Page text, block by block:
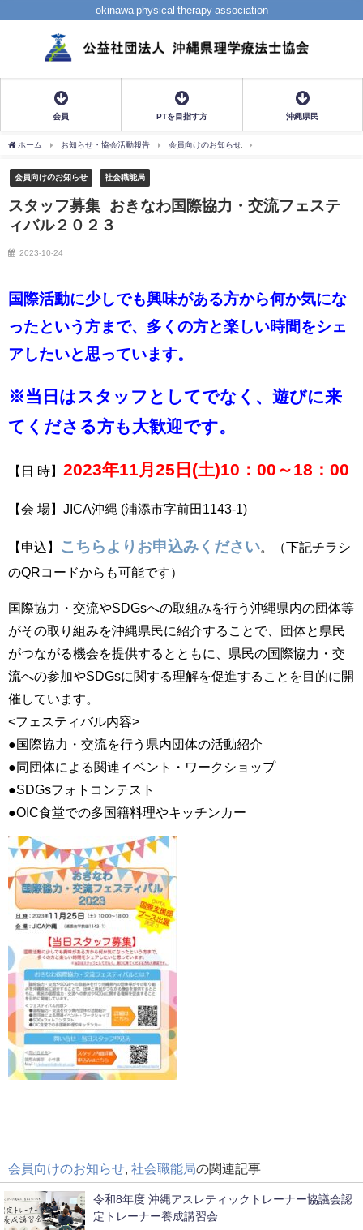
okinawa physical therapy association
会員 PTを目指す方 沖縄県民
ホーム お知らせ・協会活動報告 会員向けのお知らせ
会員向けのお知らせ 社会職能局
スタッフ募集_おきなわ国際協力・交流フェステ
ィバル２０２３
2023-10-24
国際活動に少しでも興味がある方から何か気にな
ったという方まで、多くの方と楽しい時間をシェ
アしたいと思っています。
※当日はスタッフとしてでなく、遊びに来
てくださる方も大歓迎です。
【日 時】 2023年11月25日(土)10：00～18：00
【会 場】JICA沖縄 (浦添市字前田1143-1)
【申込】 こちらよりお申込みください 。（下記チラシ
のQRコードからも可能です）
国際協力・交流やSDGsへの取組みを行う沖縄県内の団体等
がその取り組みを沖縄県民に紹介することで、団体と県民
がつながる機会を提供するとともに、県民の国際協力・交
流への参加やSDGsに関する理解を促進することを目的に開
催しています。
<フェスティバル内容>
●国際協力・交流を行う県内団体の活動紹介
●同団体による関連イベント・ワークショップ
●SDGsフォトコンテスト
●OIC食堂での多国籍料理やキッチンカー
会員向けのお知らせ 社会職能局の関連記事
令和8年度 沖縄アスレティックトレーナー協議会認
定トレーナー養成講習会